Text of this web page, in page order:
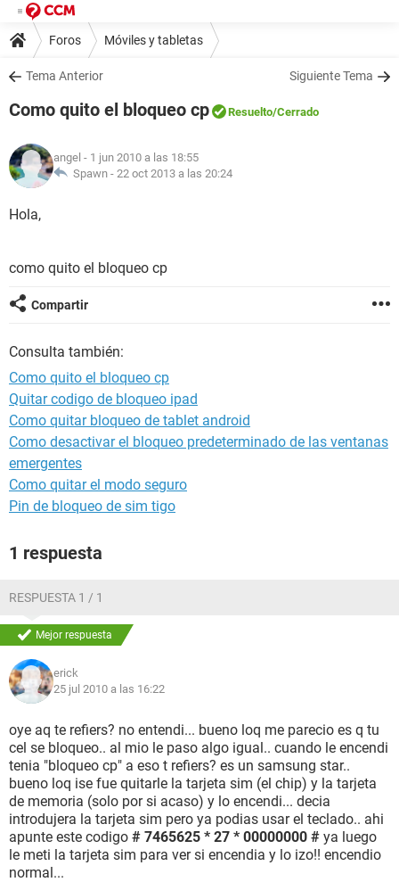
Foros Móviles y tabletas
Tema Anterior Siguiente Tema
Como quito el bloqueo cp Resuelto/Cerrado
angel - 1 jun 2010 a las 18:55
Spawn - 22 oct 2013 a las 20:24
Hola,
como quito el bloqueo cp
Compartir
Consulta también:
Como quito el bloqueo cp
Quitar codigo de bloqueo ipad
Como quitar bloqueo de tablet android
Como desactivar el bloqueo predeterminado de las ventanas
emergentes
Como quitar el modo seguro
Pin de bloqueo de sim tigo
1 respuesta
RESPUESTA 1 / 1
Mejor respuesta
erick
25 jul 2010 a las 16:22
oye aq te refiers? no entendi... bueno loq me parecio es q tu
cel se bloqueo.. al mio le paso algo igual.. cuando le encendi
tenia "bloqueo cp" a eso t refiers? es un samsung star..
bueno loq ise fue quitarle la tarjeta sim (el chip) y la tarjeta
de memoria (solo por si acaso) y lo encendi... decia
introdujera la tarjeta sim pero ya podias usar el teclado.. ahi
apunte este codigo # 7465625 * 27 * 00000000 # ya luego
le meti la tarjeta sim para ver si encendia y lo izo!! encendio
normal...